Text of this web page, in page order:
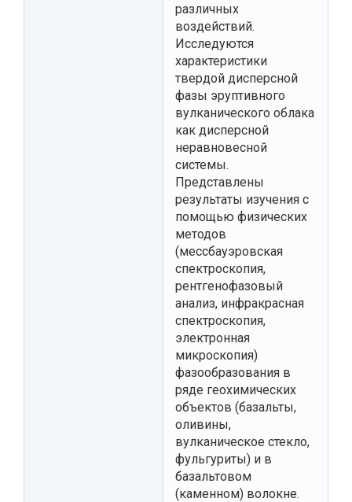
различных
воздействий.
Исследуются
характеристики
твердой дисперсной
фазы эруптивного
вулканического облака
как дисперсной
неравновесной
системы.
Представлены
результаты изучения с
помощью физических
методов
(мессбауэровская
спектроскопия,
рентгенофазовый
анализ, инфракрасная
спектроскопия,
электронная
микроскопия)
фазообразования в
ряде геохимических
объектов (базальты,
оливины,
вулканическое стекло,
фульгуриты) и в
базальтовом
(каменном) волокне.